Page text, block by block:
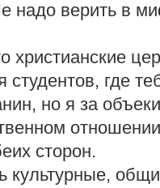
надо верить в
христианские
где
но я за
сторон.
культурные,